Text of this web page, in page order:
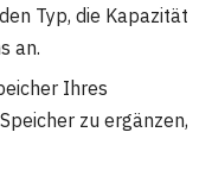
Typ, die Kapazität
an.
Ihres
zu ergänzen,